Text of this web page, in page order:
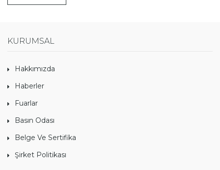
KURUMSAL
Hakkımızda
Haberler
Fuarlar
Basın Odası
Belge Ve Sertifika
Şirket Politikası